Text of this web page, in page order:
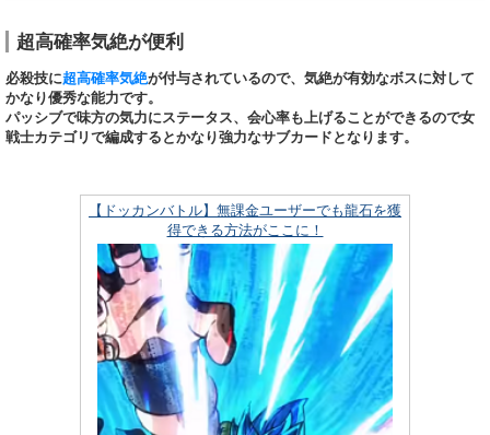
超高確率気絶が便利
必殺技に超高確率気絶が付与されているので、気絶が有効なボスに対して
かなり優秀な能力です。
パッシブで味方の気力にステータス、会心率も上げることができるので女
戦士カテゴリで編成するとかなり強力なサブカードとなります。
【ドッカンバトル】無課金ユーザーでも龍石を獲
得できる方法がここに！